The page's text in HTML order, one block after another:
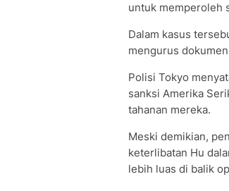
untuk memperoleh
Dalam kasus
mengurus
Polisi Tokyo
sanksi Amerika
tahanan mereka.
Meski demikian,
keterlibatan Hu
lebih luas di balik